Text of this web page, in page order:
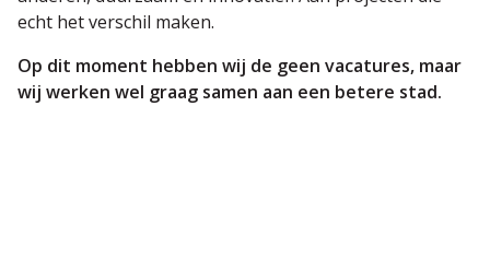
echt het verschil maken.
Op dit moment hebben wij de geen vacatures, maar
wij werken wel graag samen aan een betere stad.